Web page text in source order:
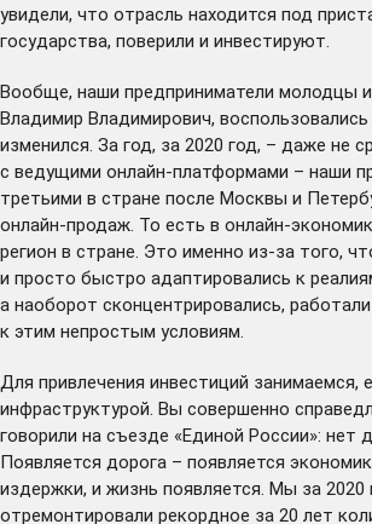
увидели, что отрасль находится под
государства, поверили и инвестируют.
Вообще, наши предприниматели молодцы
Владимир Владимирович,
изменился. За год, за 2020 год, – даже не
с ведущими онлайн-платформами – наши
третьими в стране после Москвы и
онлайн-продаж. То есть в онлайн-
регион в стране. Это именно из-за того,
и просто быстро адаптировались к
а наоборот сконцентрировались,
к этим непростым условиям.
Для привлечения инвестиций занимаемся,
инфраструктурой. Вы совершенно
говорили на съезде «Единой России»: нет
Появляется дорога – появляется
издержки, и жизнь появляется. Мы за 2020
отремонтировали рекордное за 20 лет